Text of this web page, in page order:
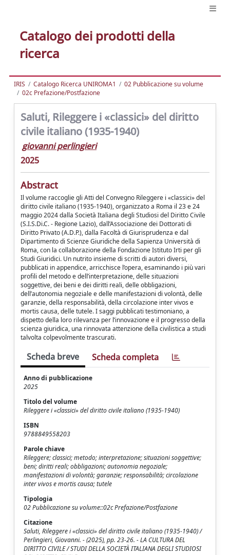
Catalogo dei prodotti della
ricerca
IRIS Catalogo Ricerca UNIROMA1
02 Pubblicazione su volume
02c Prefazione/Postfazione
Saluti, Rileggere i «classici» del diritto
civile italiano (1935-1940)
giovanni perlingieri
2025
Abstract
Il volume raccoglie gli Atti del Convegno Rileggere i «classici» del
diritto civile italiano (1935-1940), organizzato a Roma il 23 e 24
maggio 2024 dalla Società Italiana degli Studiosi del Diritto Civile
(S.I.S.Di.C. - Regione Lazio), dall’Associazione dei Dottorati di
Diritto Privato (A.D.P.), dalla Facoltà di Giurisprudenza e dal
Dipartimento di Scienze Giuridiche della Sapienza Università di
Roma, con la collaborazione della Fondazione Istituto Irti per gli
Studi Giuridici. Un nutrito insieme di scritti di autori diversi,
pubblicati in appendice, arricchisce l’opera, esaminando i più vari
profili del metodo e dell’interpretazione, delle situazioni
soggettive, dei beni e dei diritti reali, delle obbligazioni,
dell’autonomia negoziale e delle manifestazioni di volontà, delle
garanzie, della responsabilità, della circolazione inter vivos e
mortis causa, delle tutele. I saggi pubblicati testimoniano, a
dispetto della loro rilevanza per l’innovazione e il progresso della
scienza giuridica, una rinnovata attenzione della civilistica a studi
talvolta colpevolmente trascurati.
Scheda breve Scheda completa
Anno di pubblicazione
2025
Titolo del volume
Rileggere i «classici» del diritto civile italiano (1935-1940)
ISBN
9788849558203
Parole chiave
Rileggere; classici; metodo; interpretazione; situazioni soggettive;
beni; diritti reali; obbligazioni; autonomia negoziale;
manifestazioni di volontà; garanzie; responsabilità; circolazione
inter vivos e mortis causa; tutele
Tipologia
02 Pubblicazione su volume::02c Prefazione/Postfazione
Citazione
Saluti, Rileggere i «classici» del diritto civile italiano (1935-1940) /
Perlingieri, Giovanni. - (2025), pp. 23-26. - LA CULTURA DEL
DIRITTO CIVILE / STUDI DELLA SOCIETÀ ITALIANA DEGLI STUDIOSI